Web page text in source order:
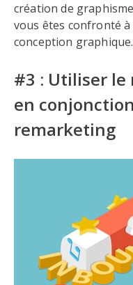
création de
vous êtes confronté
conception graphique.
#3 : Utiliser
en
remarketing